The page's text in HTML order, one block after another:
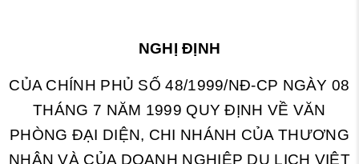
NGHỊ ĐỊNH
CỦA CHÍNH PHỦ SỐ 48/1999/NĐ-CP NGÀY 08
THÁNG 7 NĂM 1999 QUY ĐỊNH VỀ VĂN
PHÒNG ĐẠI DIỆN, CHI NHÁNH CỦA THƯƠNG
NHÂN VÀ CỦA DOANH NGHIỆP DU LỊCH VIỆT